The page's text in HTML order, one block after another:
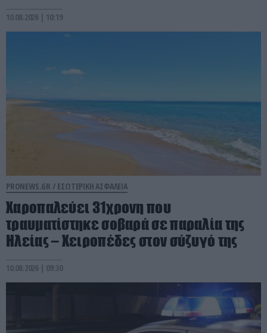
10.08.2026 | 10:19
PRONEWS.GR / ΕΣΩΤΕΡΙΚΗ ΑΣΦΑΛΕΙΑ
Χαροπαλεύει 31χρονη που
τραυματίστηκε σοβαρά σε παραλία της
Ηλείας – Χειροπέδες στον σύζυγό της
10.08.2026 | 09:30